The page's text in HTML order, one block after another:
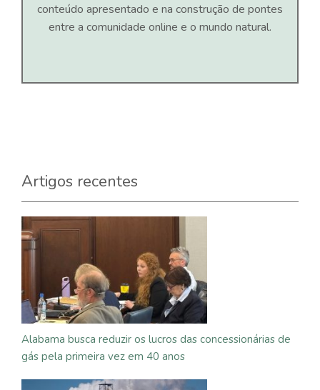
conteúdo apresentado e na construção de pontes
entre a comunidade online e o mundo natural.
Artigos recentes
Alabama busca reduzir os lucros das concessionárias de
gás pela primeira vez em 40 anos